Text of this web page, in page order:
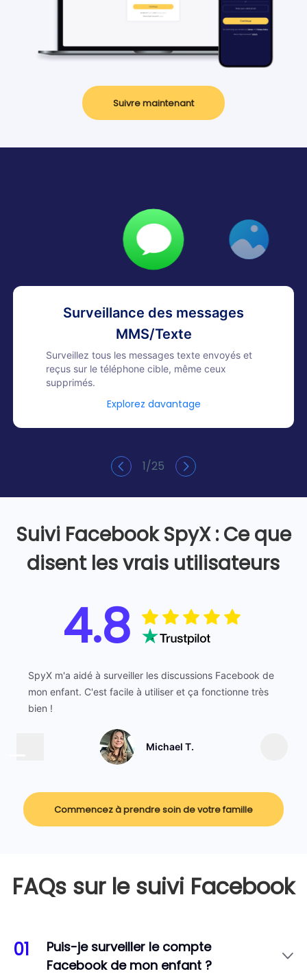
Suivre maintenant
Surveillance des messages
MMS/Texte
Surveillez tous les messages texte envoyés et
reçus sur le téléphone cible, même ceux
supprimés.
Explorez davantage
1/25
Suivi Facebook SpyX : Ce que
disent les vrais utilisateurs
4.8
SpyX m'a aidé à surveiller les discussions Facebook de
mon enfant. C'est facile à utiliser et ça fonctionne très
bien !
Michael T.
Commencez à prendre soin de votre famille
FAQs sur le suivi Facebook
01
Puis-je surveiller le compte
Facebook de mon enfant ?